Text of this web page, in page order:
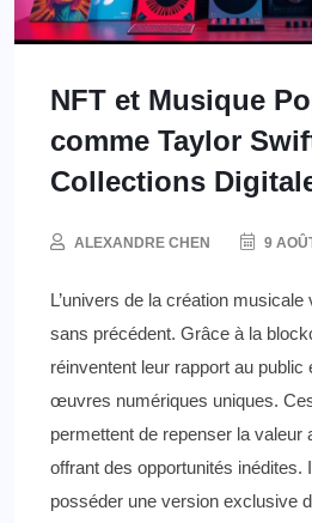
NFT et Musique
comme Taylor
Collections
ALEXANDRE CHEN 9
L’univers de la création
sans précédent. Grâce à la
réinventent leur rapport au public
œuvres numériques uniques.
permettent de repenser la valeur
offrant des opportunités inédites.
posséder une version exclusive